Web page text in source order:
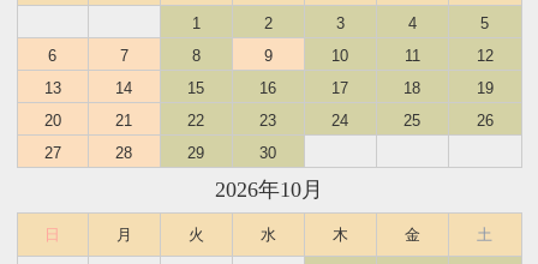
1 2 3 4
5
6
7 8 9 10 11
12
13
14 15 16 17 18
19
20
21 22 23 24 25
26
27
28 29 30
2026年10月
日 月 火 水 木 金 土